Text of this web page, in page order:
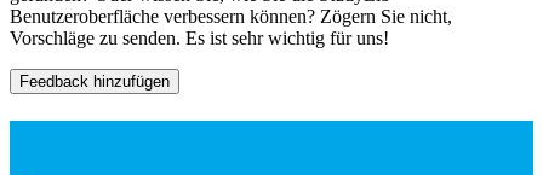
Benutzeroberfläche verbessern können? Zögern Sie nicht,
Vorschläge zu senden. Es ist sehr wichtig für uns!
Feedback hinzufügen